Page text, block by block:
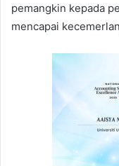
pemangkin kepada
mencapai